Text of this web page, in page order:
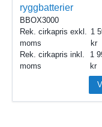
ryggbatterier
BBOX3000
Rek. cirkapris exkl.
moms
1
Rek. cirkapris inkl.
moms
1